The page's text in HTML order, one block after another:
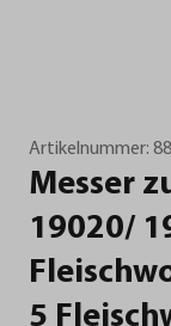
Artikelnummer:
Messer
19020/
5